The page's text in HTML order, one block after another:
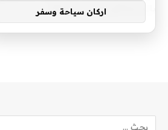
بالنسبة لأي فرد على شبكة…
اركان سياحة وسفر